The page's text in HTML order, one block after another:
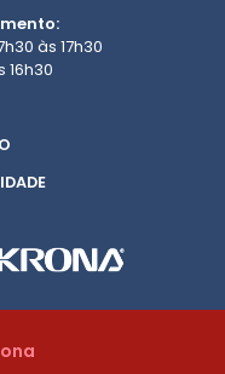
às 17h30
16h30